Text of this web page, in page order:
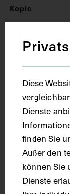
Kopie
Material
Karton
Technik
Diese
Dienste
finden Sie
Außer den
können Sie
Dienste